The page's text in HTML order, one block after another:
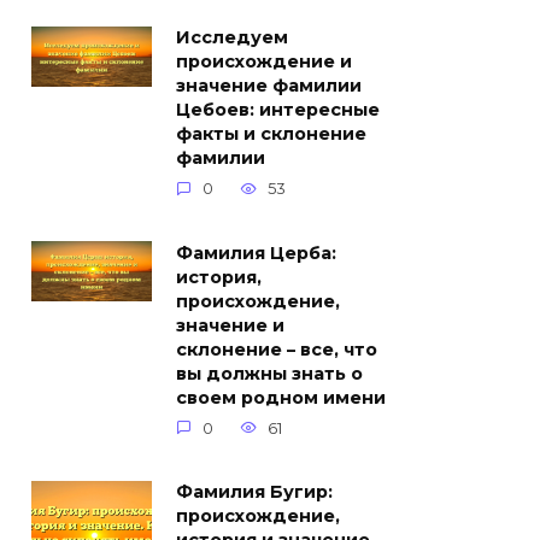
Исследуем
происхождение и
значение фамилии
Цебоев: интересные
факты и склонение
фамилии
0 53
Фамилия Церба:
история,
происхождение,
значение и
склонение – все, что
вы должны знать о
своем родном имени
0 61
Фамилия Бугир:
происхождение,